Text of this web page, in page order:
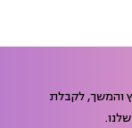
והמשך, לקבלת